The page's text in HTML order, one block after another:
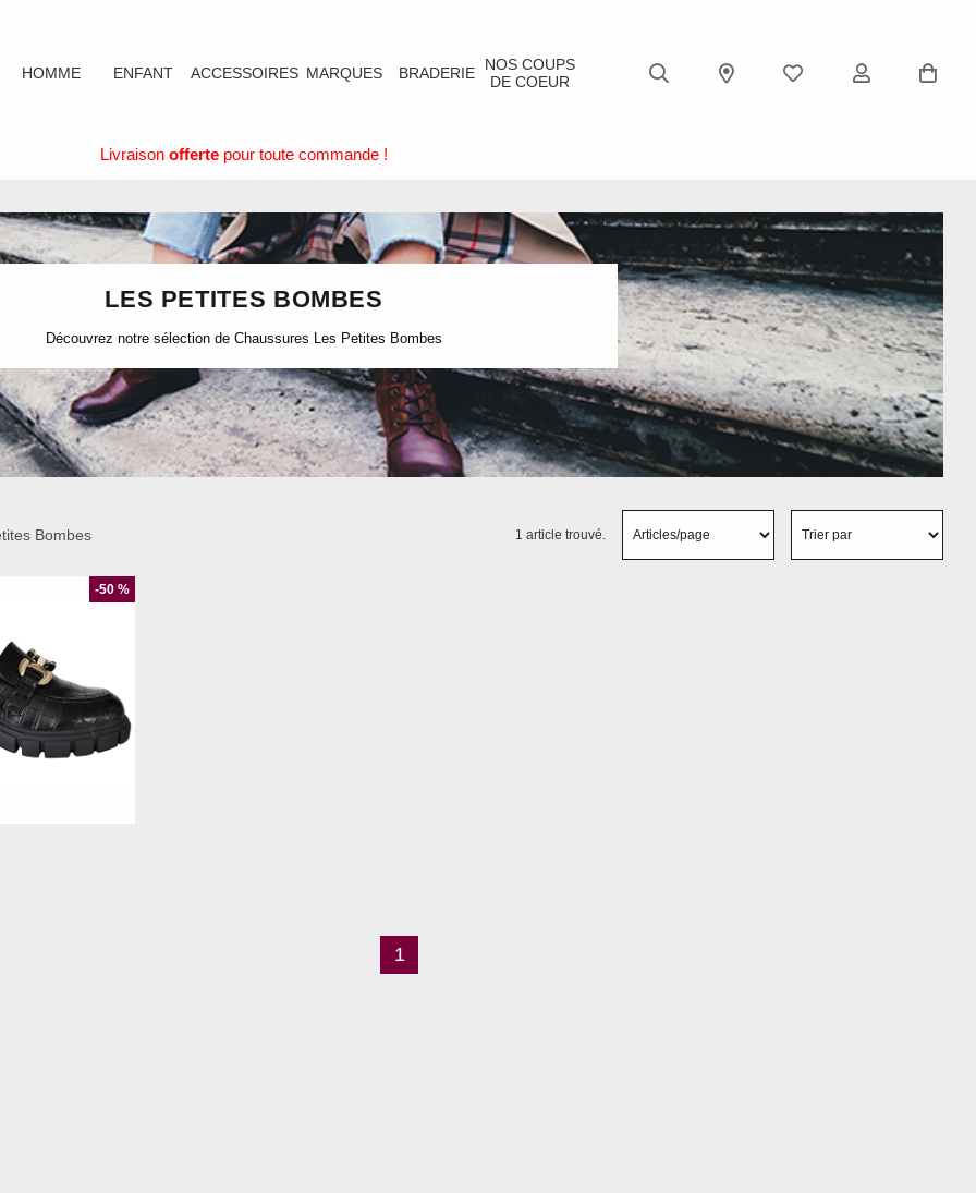
HOMME ENFANT ACCESSOIRES MARQUES BRADERIE
NOS COUPS
DE COEUR
Livraison offerte pour toute commande !
LES PETITES BOMBES
Découvrez notre sélection de Chaussures Les Petites Bombes
Bombes 1 article trouvé.
-50 %
1